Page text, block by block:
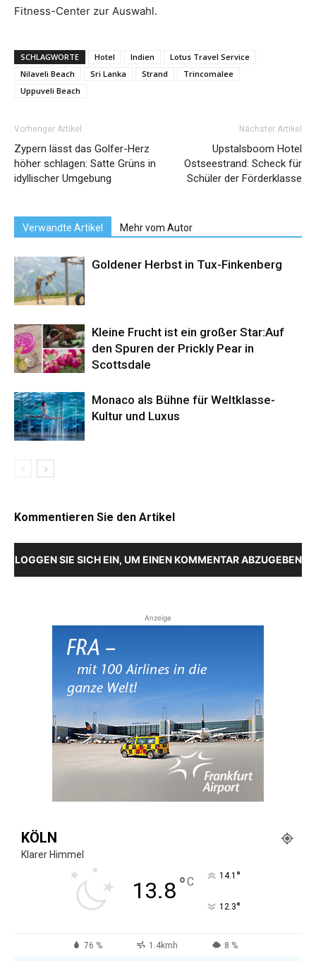
Fitness-Center zur Auswahl.
SCHLAGWORTE Hotel Indien
Lotus Travel Service
Nilaveli Beach
Sri Lanka Strand
Trincomalee
Uppuveli Beach
Vorheriger Artikel
Zypern lässt das Golfer-Herz
höher schlagen: Satte Grüns in
idyllischer Umgebung
Nächster Artikel
Upstalsboom Hotel
Ostseestrand: Scheck für
Schüler der Förderklasse
Verwandte Artikel Mehr vom Autor
Goldener Herbst in Tux-Finkenberg
Kleine Frucht ist ein großer Star:Auf
den Spuren der Prickly Pear in
Scottsdale
Monaco als Bühne für Weltklasse-
Kultur und Luxus
Kommentieren Sie den Artikel
LOGGEN SIE SICH EIN, UM EINEN KOMMENTAR ABZUGEBEN
Anzeige
KÖLN
Klarer Himmel
13.8°C 14.1 °
12.3°
76 % 1.4kmh 8 %